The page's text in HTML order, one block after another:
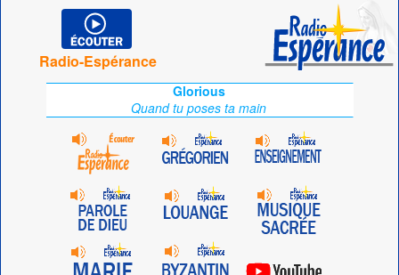
Radio-Espérance
Glorious
Quand tu poses ta main